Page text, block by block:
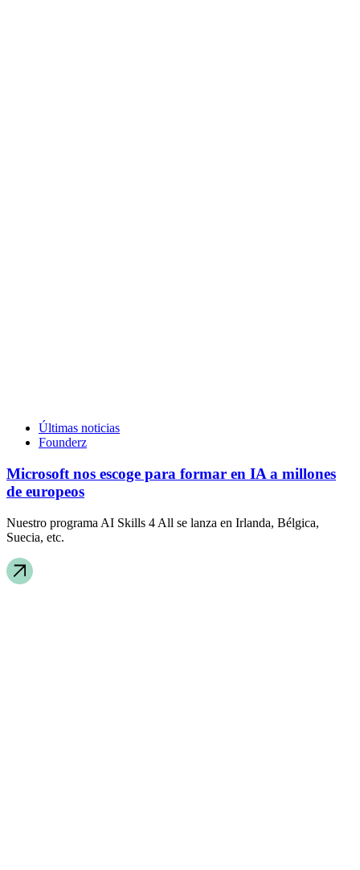
Últimas noticias
Founderz
Microsoft nos escoge para formar en IA a millones
de europeos
Nuestro programa AI Skills 4 All se lanza en Irlanda, Bélgica,
Suecia, etc.